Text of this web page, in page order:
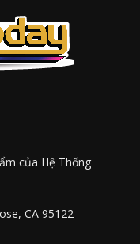
của Hệ Thống
CA 95122